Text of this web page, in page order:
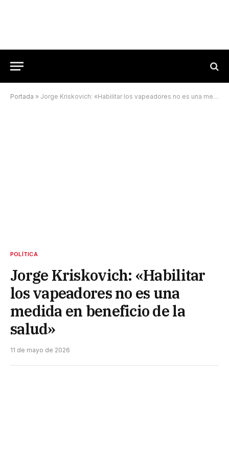
Portada » Jorge Kriskovich: «Habilitar los vapeadores no es una medida en beneficio de la salud»
POLÍTICA
Jorge Kriskovich: «Habilitar
los vapeadores no es una
medida en beneficio de la
salud»
11 de mayo de 2026